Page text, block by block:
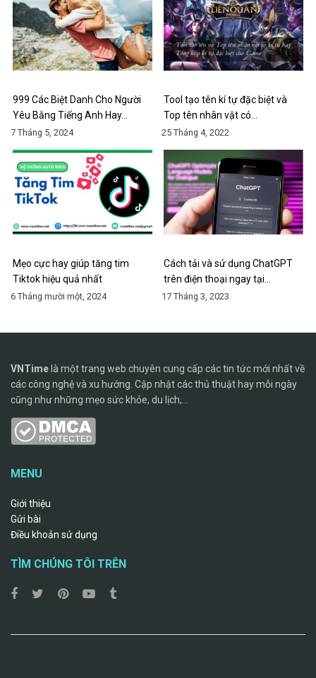
999 Các Biệt Danh Cho Người
Yêu Bằng Tiếng Anh Hay…
7 Tháng 5, 2024
Tool tạo tên kí tự đặc biệt và
Top tên nhân vật có…
25 Tháng 4, 2022
Mẹo cực hay giúp tăng tim
Tiktok hiệu quả nhất
6 Tháng mười một, 2024
Cách tải và sử dụng ChatGPT
trên điện thoại ngay tại…
17 Tháng 3, 2023
VNTime là một trang web chuyên cung cấp các tin tức mới nhất về
các công nghệ và xu hướng. Cập nhật các thủ thuật hay mỗi ngày
cũng như những mẹo sức khỏe, du lịch,...
MENU
Giới thiệu
Gửi bài
Điều khoản sử dụng
TÌM CHÚNG TÔI TRÊN